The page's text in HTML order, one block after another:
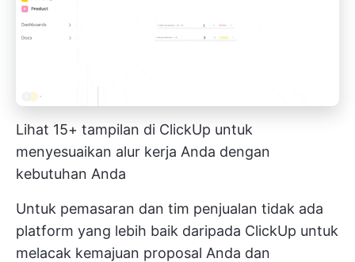
Lihat 15+ tampilan di ClickUp untuk
menyesuaikan alur kerja Anda dengan
kebutuhan Anda
Untuk pemasaran dan tim penjualan tidak ada
platform yang lebih baik daripada ClickUp untuk
melacak kemajuan proposal Anda dan